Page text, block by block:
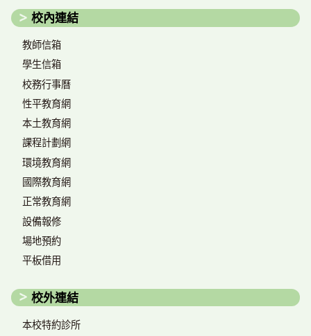
校內連結
教師信箱
學生信箱
校務行事曆
性平教育網
本土教育網
課程計劃網
環境教育網
國際教育網
正常教育網
設備報修
場地預約
平板借用
校外連結
本校特約診所